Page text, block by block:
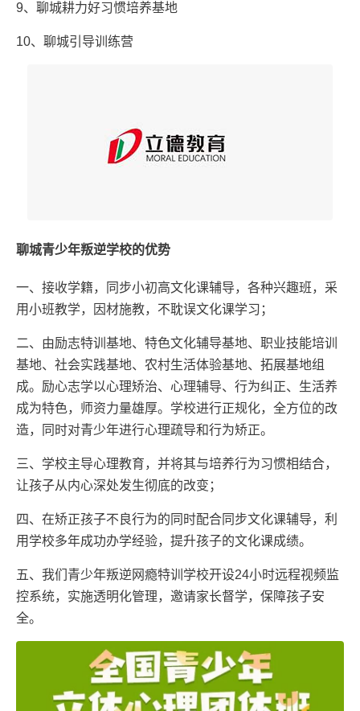
9、聊城耕力好习惯培养基地
10、聊城引导训练营
聊城青少年叛逆学校的优势
一、接收学籍，同步小初高文化课辅导，各种兴趣班，采
用小班教学，因材施教，不耽误文化课学习；
二、由励志特训基地、特色文化辅导基地、职业技能培训
基地、社会实践基地、农村生活体验基地、拓展基地组
成。励心志学以心理矫治、心理辅导、行为纠正、生活养
成为特色，师资力量雄厚。学校进行正规化，全方位的改
造，同时对青少年进行心理疏导和行为矫正。
三、学校主导心理教育，并将其与培养行为习惯相结合，
让孩子从内心深处发生彻底的改变；
四、在矫正孩子不良行为的同时配合同步文化课辅导，利
用学校多年成功办学经验，提升孩子的文化课成绩。
五、我们青少年叛逆网瘾特训学校开设24小时远程视频监
控系统，实施透明化管理，邀请家长督学，保障孩子安
全。